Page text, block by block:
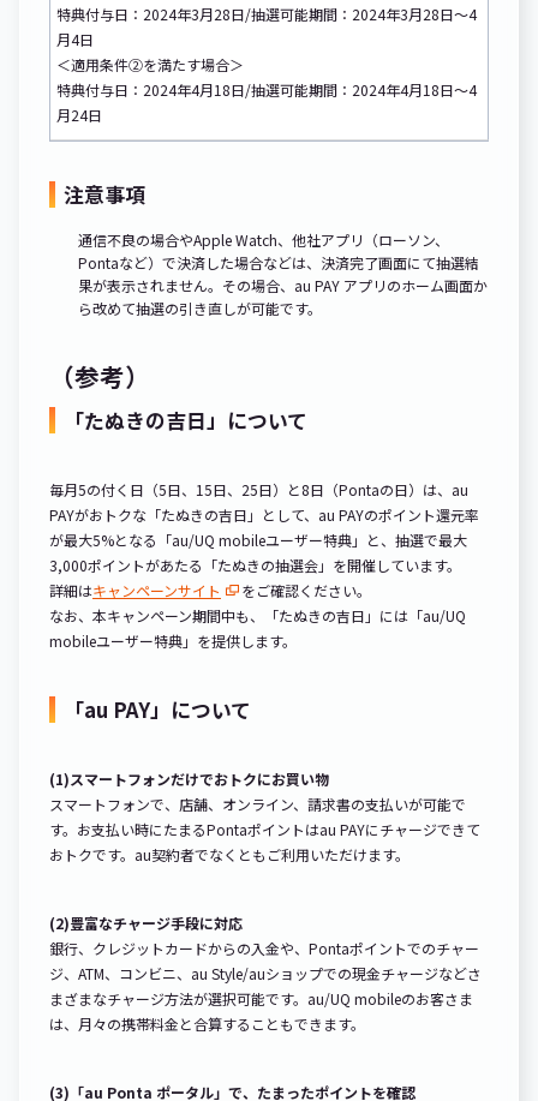
特典付与日：2024年3月28日/抽選可能期間：2024年3月28日～4
月4日
＜適用条件②を満たす場合＞
特典付与日：2024年4月18日/抽選可能期間：2024年4月18日～4
月24日
注意事項
通信不良の場合やApple Watch、他社アプリ（ローソン、
Pontaなど）で決済した場合などは、決済完了画面にて抽選結
果が表示されません。その場合、au PAY アプリのホーム画面か
ら改めて抽選の引き直しが可能です。
（参考）
「たぬきの吉日」について
毎月5の付く日（5日、15日、25日）と8日（Pontaの日）は、au
PAYがおトクな「たぬきの吉日」として、au PAYのポイント還元率
が最大5%となる「au/UQ mobileユーザー特典」と、抽選で最大
3,000ポイントがあたる「たぬきの抽選会」を開催しています。
詳細はキャンペーンサイト
をご確認ください。
なお、本キャンペーン期間中も、「たぬきの吉日」には「au/UQ
mobileユーザー特典」を提供します。
「au PAY」について
(1)スマートフォンだけでおトクにお買い物
スマートフォンで、店舗、オンライン、請求書の支払いが可能で
す。お支払い時にたまるPontaポイントはau PAYにチャージできて
おトクです。au契約者でなくともご利用いただけます。
(2)豊富なチャージ手段に対応
銀行、クレジットカードからの入金や、Pontaポイントでのチャー
ジ、ATM、コンビニ、au Style/auショップでの現金チャージなどさ
まざまなチャージ方法が選択可能です。au/UQ mobileのお客さま
は、月々の携帯料金と合算することもできます。
(3)「au Ponta ポータル」で、たまったポイントを確認